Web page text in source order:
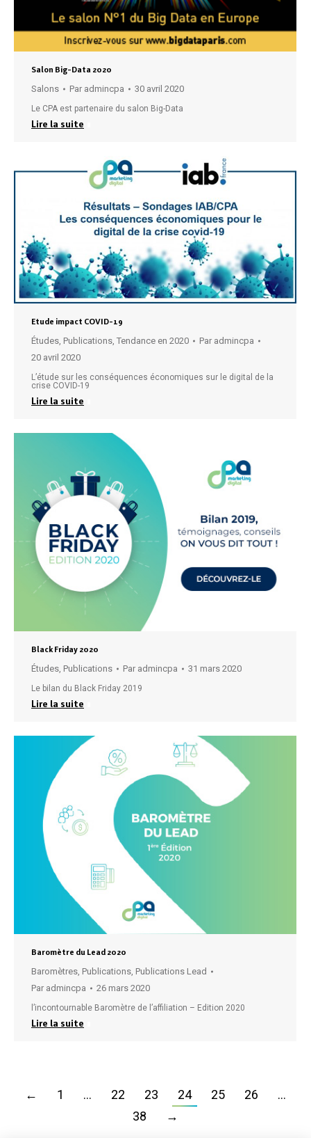
Salon Big-Data 2020
Salons Par admincpa 30 avril 2020
Le CPA est partenaire du salon Big-Data
Lire la suite
Etude impact COVID-19
Études Publications Tendance en 2020 Par admincpa
20 avril 2020
L’étude sur les conséquences économiques sur le digital de la
crise COVID-19
Lire la suite
Black Friday 2020
Études, Publications Par admincpa 31 mars 2020
Le bilan du Black Friday 2019
Lire la suite
Baromètre du Lead 2020
Baromètres, Publications, Publications Lead
Par admincpa 26 mars 2020
l’incontournable Baromètre de l’affiliation – Edition 2020
Lire la suite
← 1 … 22 23 24 25 26
…
38
→